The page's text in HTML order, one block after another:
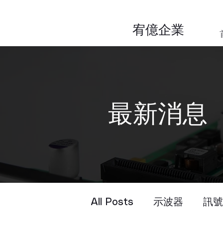
​宥億企業
​最新消息
All Posts 示波器 訊